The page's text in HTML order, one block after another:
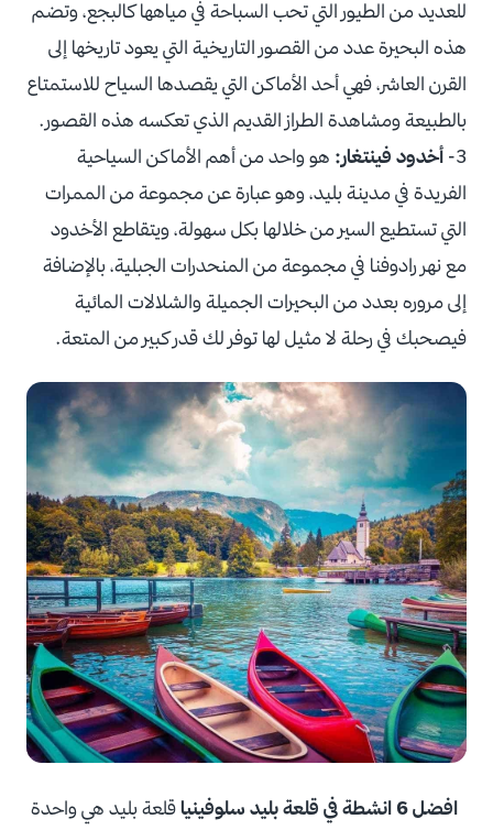
للعديد من الطيور التي تحب السباحة في مياهها كالبجع، وتضم
هذه البحيرة عدد من القصور التاريخية التي يعود تاريخها إلى
القرن العاشر، فهي أحد الأماكن التي يقصدها السياح للاستمتاع
بالطبيعة ومشاهدة الطراز القديم الذي تعكسه هذه القصور.
3- أخدود فينتغار: هو واحد من أهم الأماكن السياحية
الفريدة في مدينة بليد، وهو عبارة عن مجموعة من الممرات
التي تستطيع السير من خلالها بكل سهولة، ويتقاطع الأخدود
مع نهر رادوفنا في مجموعة من المنحدرات الجبلية، بالإضافة
إلى مروره بعدد من البحيرات الجميلة والشلالات المائية
فيصحبك في رحلة لا مثيل لها توفر لك قدر كبير من المتعة.
افضل 6 انشطة في قلعة بليد سلوفينيا
قلعة بليد هي واحدة